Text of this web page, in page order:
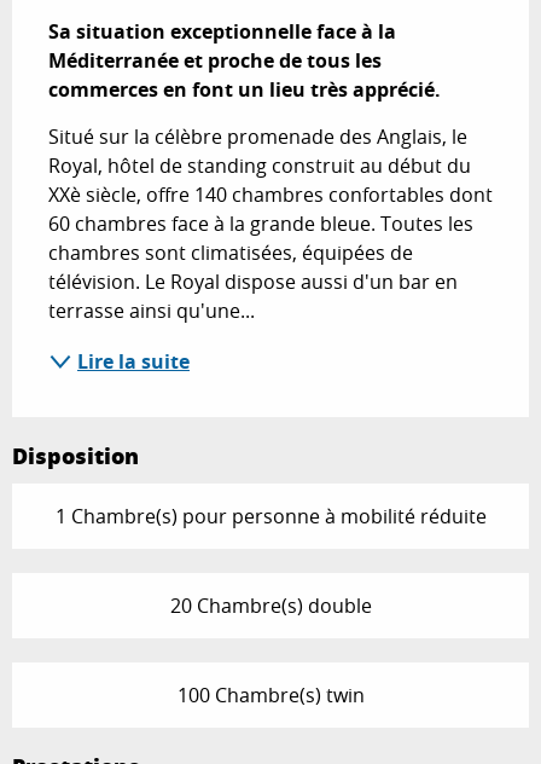
Sa situation exceptionnelle face à la
Méditerranée et proche de tous les
commerces en font un lieu très apprécié.
Situé sur la célèbre promenade des Anglais, le
Royal, hôtel de standing construit au début du
XXè siècle, offre 140 chambres confortables dont
60 chambres face à la grande bleue. Toutes les
chambres sont climatisées, équipées de
télévision. Le Royal dispose aussi d'un bar en
terrasse ainsi qu'une...
Lire la suite
Disposition
1 Chambre(s) pour personne à mobilité réduite
20 Chambre(s) double
100 Chambre(s) twin